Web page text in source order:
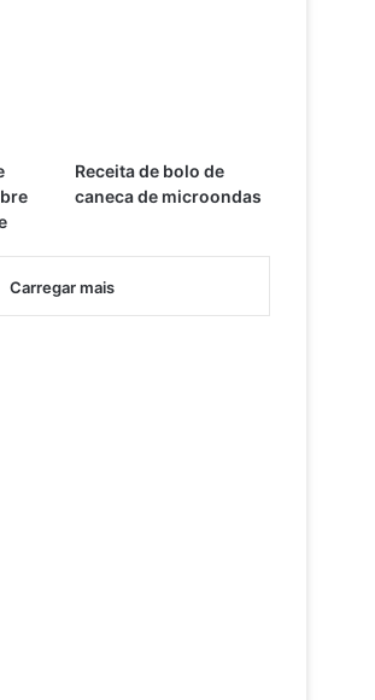
Receita de bolo de
caneca de microondas
Carregar mais